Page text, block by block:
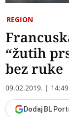
REGION
“žutih
bez ruke
09.02.2019. | 14:49
Dodaj BL